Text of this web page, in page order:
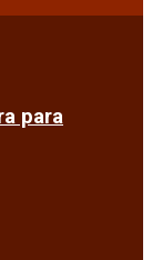
para